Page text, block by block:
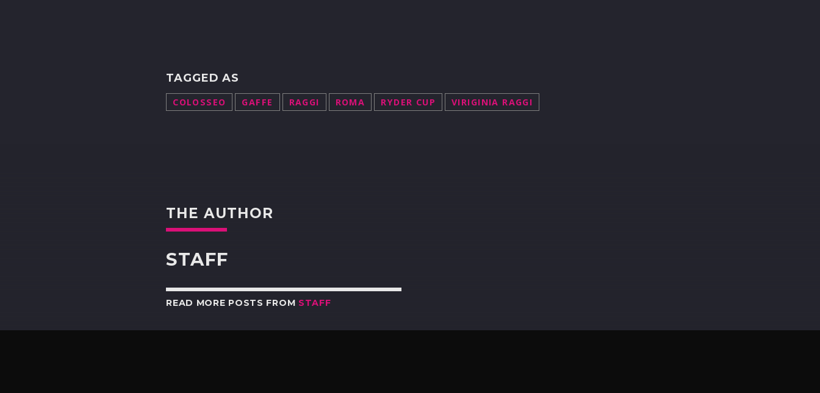
TAGGED AS
COLOSSEO GAFFE RAGGI ROMA RYDER CUP VIRIGINIA RAGGI
THE AUTHOR
STAFF
READ MORE POSTS FROM STAFF